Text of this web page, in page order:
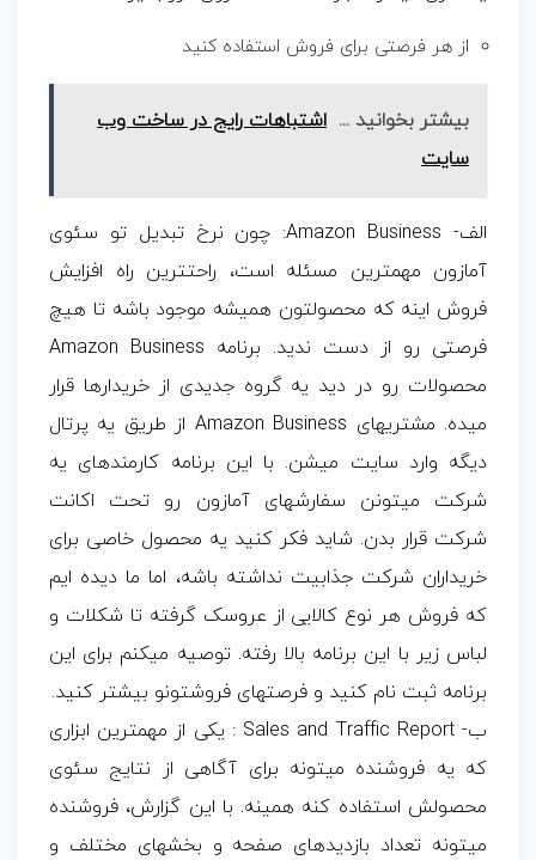
از هر فرصتی برای فروش استفاده کنید
بیشتر بخوانید ... اشتباهات رایج در ساخت وب
سایت
الف- Amazon Business: چون نرخ تبدیل تو سئوی
آمازون مهمترین مسئله است، راحتترین راه افزایش
فروش اینه که محصولتون همیشه موجود باشه تا هیچ
فرصتی رو از دست ندید. برنامه Amazon Business
محصولات رو در دید یه گروه جدیدی از خریدارها قرار
میده. مشتریهای Amazon Business از طریق یه پرتال
دیگه وارد سایت میشن. با این برنامه کارمندهای یه
شرکت میتونن سفارشهای آمازون رو تحت اکانت
شرکت قرار بدن. شاید فکر کنید یه محصول خاصی برای
خریداران شرکت جذابیت نداشته باشه، اما ما دیده ایم
که فروش هر نوع کالایی از عروسک گرفته تا شکلات و
لباس زیر با این برنامه بالا رفته. توصیه میکنم برای این
برنامه ثبت نام کنید و فرصتهای فروشتونو بیشتر کنید.
ب- Sales and Traffic Report : یکی از مهمترین ابزاری
که یه فروشنده میتونه برای آگاهی از نتایج سئوی
محصولش استفاده کنه همینه. با این گزارش، فروشنده
میتونه تعداد بازدیدهای صفحه و بخشهای مختلف و